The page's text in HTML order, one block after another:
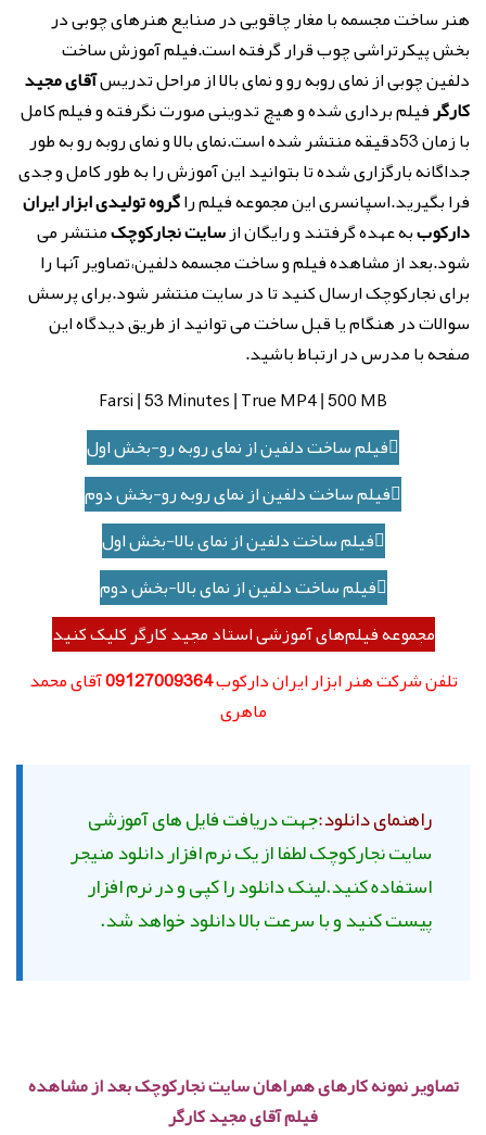
هنر ساخت مجسمه با مغار چاقویی در صنایع هنرهای چوبی در
بخش پیکرتراشی چوب قرار گرفته است.فیلم آموزش ساخت
دلفین چوبی از نمای روبه رو و نمای بالا از مراحل تدریسآقای مجید
کارگرفیلم برداری شده و هیچ تدوینی صورت نگرفته و فیلم کامل
با زمان 53دقیقه منتشر شده است.نمای بالا و نمای روبه رو به طور
جداگانه بارگزاری شده تا بتوانید این آموزش را به طور کامل و جدی
فرا بگیرید.اسپانسری این مجموعه فیلم راگروه تولیدی ابزار ایران
دارکوببه عهده گرفتند و رایگان ازسایت نجارکوچکمنتشر می
شود.بعد از مشاهده فیلم و ساخت مجسمه دلفین،تصاویر آنها را
برای نجارکوچک ارسال کنید تا در سایت منتشر شود.برای پرسش
سوالات در هنگام یا قبل ساخت می توانید از طریق دیدگاه این
صفحه با مدرس در ارتباط باشید.
Farsi | 53 Minutes | True MP4 | 500 MB
فیلم ساخت دلفین از نمای روبه رو-بخش اول
فیلم ساخت دلفین از نمای روبه رو-بخش دوم
فیلم ساخت دلفین از نمای بالا-بخش اول
فیلم ساخت دلفین از نمای بالا-بخش دوم
مجموعه فیلم‌های آموزشی استاد مجید کارگر کلیک کنید
تلفن شرکت هنر ابزار ایران دارکوب09127009364آقای محمد
ماهری
راهنمای دانلود:جهت دریافت فایل های آموزشی
سایت نجارکوچک لطفا از یک نرم افزار دانلود منیجر
استفاده کنید.لینک دانلود را کپی و در نرم افزار
پیست کنید و با سرعت بالا دانلود خواهد شد.
تصاویر نمونه کارهای همراهان سایت نجارکوچک بعد از مشاهده
فیلم آقای مجید کارگر